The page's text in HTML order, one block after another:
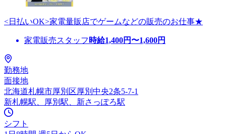
<日払いOK>家電量販店でゲームなどの販売のお仕事★
家電販売スタッフ 時給1,400円〜1,600円
勤務地
面接地
北海道札幌市厚別区厚別中央2条5-7-1
新札幌駅、厚別駅、新さっぽろ駅
シフト